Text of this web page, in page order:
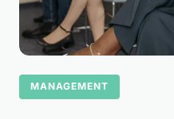
MANAGEMENT